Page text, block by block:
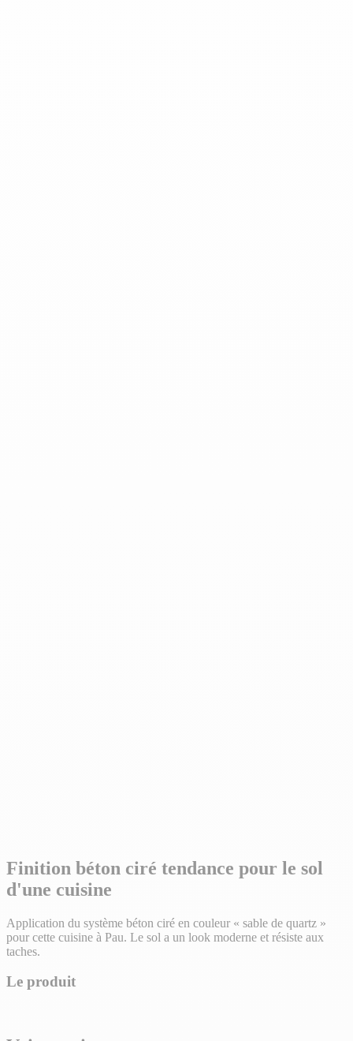
Finition béton ciré tendance pour le sol
d'une cuisine
Application du système béton ciré en couleur « sable de quartz »
pour cette cuisine à Pau. Le sol a un look moderne et résiste aux
taches.
Le produit